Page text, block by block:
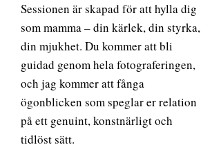
Sessionen är skapad för att hylla dig
som mamma – din kärlek, din styrka,
din mjukhet. Du kommer att bli
guidad genom hela fotograferingen,
och jag kommer att fånga
ögonblicken som speglar er relation
på ett genuint, konstnärligt och
tidlöst sätt.